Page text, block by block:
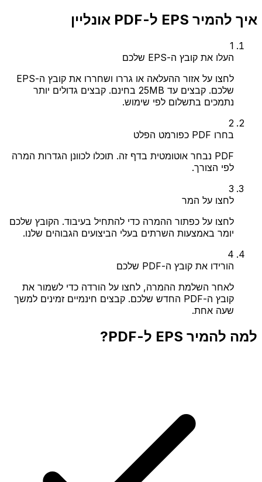
איך להמיר EPS ל-PDF אונליין
1
העלו את קובץ ה-EPS שלכם
לחצו על אזור ההעלאה או גררו ושחררו את קובץ ה-EPS
שלכם. קבצים עד 25MB בחינם. קבצים גדולים יותר
נתמכים בתשלום לפי שימוש.
2
בחרו PDF כפורמט הפלט
PDF נבחר אוטומטית בדף זה. תוכלו לכוונן הגדרות המרה
לפי הצורך.
3
לחצו על המר
לחצו על כפתור ההמרה כדי להתחיל בעיבוד. הקובץ שלכם
יומר באמצעות השרתים בעלי הביצועים הגבוהים שלנו.
4
הורידו את קובץ ה-PDF שלכם
לאחר השלמת ההמרה, לחצו על הורדה כדי לשמור את
קובץ ה-PDF החדש שלכם. קבצים חינמיים זמינים למשך
שעה אחת.
למה להמיר EPS ל-PDF?